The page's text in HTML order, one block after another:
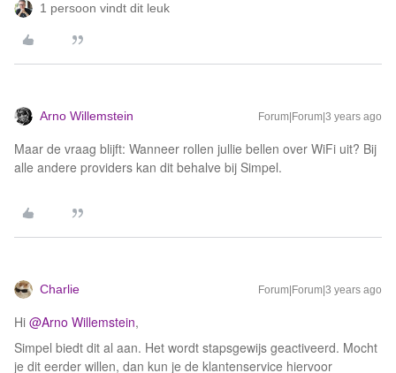
1 persoon vindt dit leuk
Arno Willemstein Forum|Forum|3 years ago
Maar de vraag blijft: Wanneer rollen jullie bellen over WiFi uit? Bij
alle andere providers kan dit behalve bij Simpel.
Charlie Forum|Forum|3 years ago
Hi @Arno Willemstein,
Simpel biedt dit al aan. Het wordt stapsgewijs geactiveerd. Mocht
je dit eerder willen, dan kun je de klantenservice hiervoor